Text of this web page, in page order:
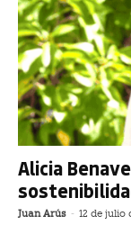
Alicia
Juan Arús - 12 de julio